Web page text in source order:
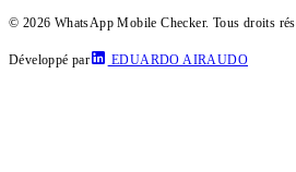
© 2026 WhatsApp Mobile Checker. Tous droits
Développé par EDUARDO AIRAUDO